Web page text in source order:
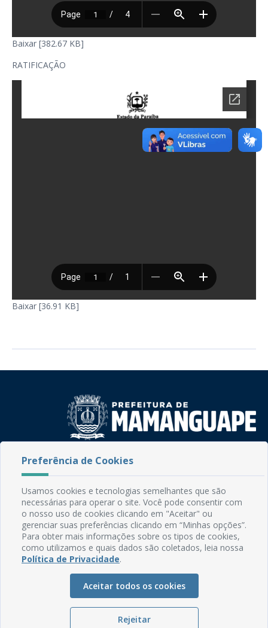
Baixar [382.67 KB]
RATIFICAÇÃO
Baixar [36.91 KB]
Rua do Imperador, 78, Centro
CEP: 58.280-000 - Mamanguape/PB
Email: comunicacao@mamanguape.pb.gov.br
Expediente: Segunda à Sexta, das 08h às 13h
Mapa do Site
Perguntas frequentes
Manual de Navegação
Glossário
Ouvidoria
Serviços Internos
Preferência de Cookies
Usamos cookies e tecnologias semelhantes que são
necessárias para operar o site. Você pode consentir com
o nosso uso de cookies clicando em "Aceitar" ou
gerenciar suas preferências clicando em “Minhas opções”.
Para obter mais informações sobre os tipos de cookies,
como utilizamos e quais dados são coletados, leia nossa
Política de Privacidade.
Aceitar todos os cookies
Rejeitar